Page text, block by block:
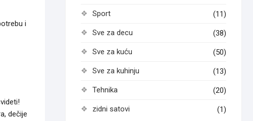
i
dečije
Sport (11)
Sve za decu (38)
Sve za kuću (50)
Sve za kuhinju (13)
Tehnika (20)
zidni satovi (1)